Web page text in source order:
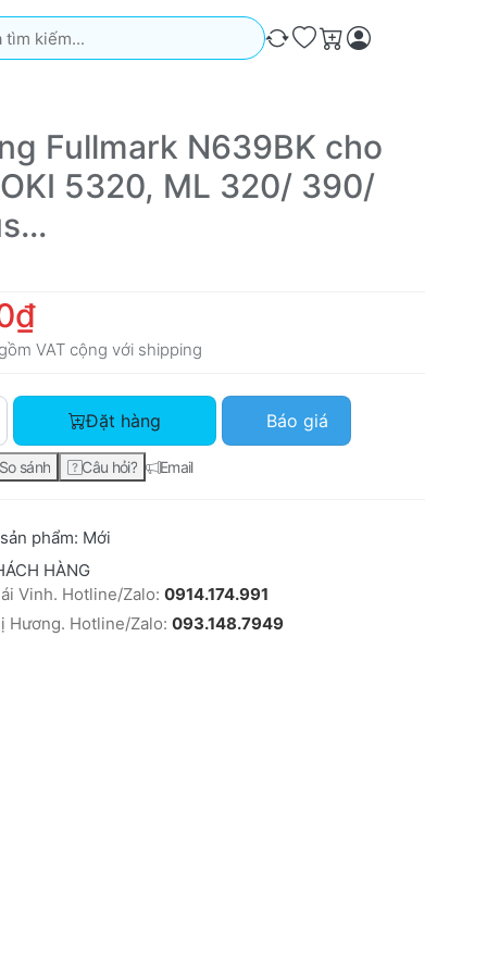
Kết quả sẽ tự động xuất hiện khi bạn nhập. Nhấn phím
So sánh
Ưa thích
Giỏ hàng
Fullmark N639BK cho
5320, ML 320/ 390/
VAT cộng với shipping
Ruy băng Fullmark N639BK cho máy in OKI 5320, ML 320/
Đặt hàng Báo giá
So sánh Câu hỏi? Email
phẩm: Mới
HÀNG
Vinh. Hotline/Zalo: 0914.174.991
Hương. Hotline/Zalo: 093.148.7949